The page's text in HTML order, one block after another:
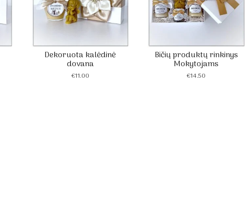
Dekoruota kalėdinė
dovana
€11.00
Bičių produktų rinkinys
Mokytojams
€14.50